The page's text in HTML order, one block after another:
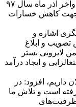
و کنترل سیلاب رودخانه های استان گیلان در اواخر آذر ماه سال ۹۷
جهت کاهش خسارات
اشاره و
و ابلاغ
لایروبی بستر
و ایجاد درآمد
بند در گیلان داریم، افزود: در
است و تلاش ما
ظرفیت‌های